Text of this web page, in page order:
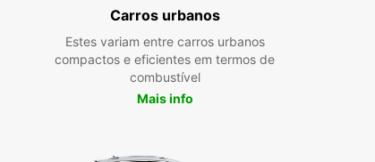
Carros urbanos
Estes variam entre carros urbanos
compactos e eficientes em termos de
combustível
Mais info